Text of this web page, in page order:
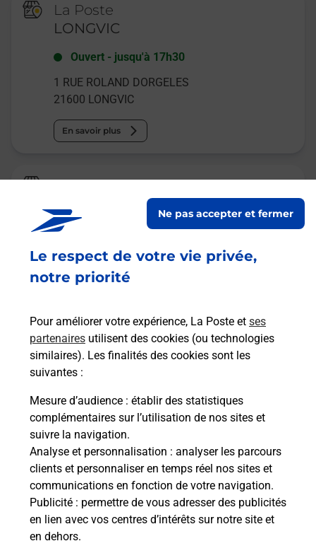
Le respect de votre vie privée,
notre priorité
Pour améliorer votre expérience, La Poste et ses
partenaires utilisent des cookies (ou technologies
similaires). Les finalités des cookies sont les
suivantes :
Mesure d’audience : établir des statistiques
complémentaires sur l’utilisation de nos sites et
suivre la navigation.
Analyse et personnalisation : analyser les parcours
clients et personnaliser en temps réel nos sites et
communications en fonction de votre navigation.
Publicité : permettre de vous adresser des publicités
en lien avec vos centres d’intérêts sur notre site et
en dehors.
Ne pas accepter et fermer
La Poste
LONGVIC
Ouvert - jusqu'à 17h30
1 RUE ROLAND DORGELES
21600 LONGVIC
En savoir plus
Relais Pickup
jusqu'à 19h00
70 RUE DU FORTIN
21600 LONGVIC
Malin !
La Poste
en ligne
Ouvert 24h/24
En savoir plus